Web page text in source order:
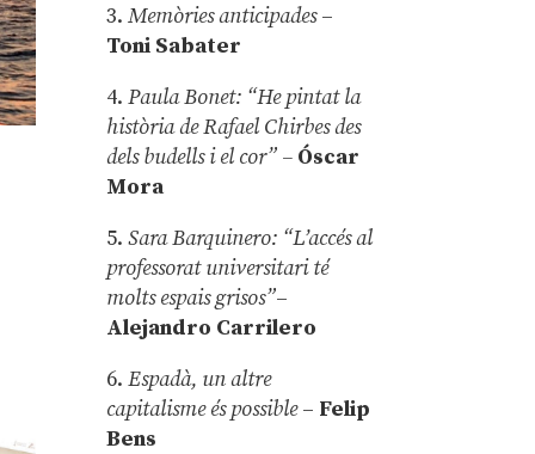
3.Memòries anticipades–
Toni Sabater
4.Paula Bonet: “He pintat la
història de Rafael Chirbes des
dels budells i el cor” – Óscar
Mora
5.Sara Barquinero: “L’accés al
professorat universitari té
molts espais grisos”–
Alejandro Carrilero
6.Espadà, un altre
capitalisme és possible – Felip
Bens